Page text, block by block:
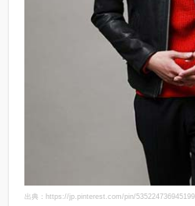
出典：https://jp.pinterest.com/pin/